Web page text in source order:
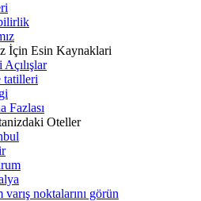
İçin Esin Kaynaklari
Açılışlar
tatilleri
Fazlası
Oteller
varış noktalarını görün